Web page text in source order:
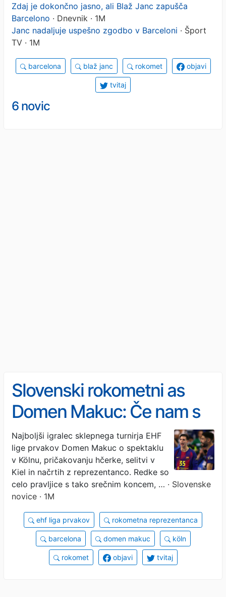
Zdaj je dokončno jasno, ali Blaž Janc zapušča
Barcelono · Dnevnik · 1M
Janc nadaljuje uspešno zgodbo v Barceloni · Šport
TV · 1M
barcelona blaž janc rokomet objavi
tvitaj
6 novic
Slovenski rokometni as
Domen Makuc: Če nam s
Slovenijo uspe le enkrat,
bo dovolj
Najboljši igralec sklepnega turnirja EHF
lige prvakov Domen Makuc o spektaklu
v Kölnu, pričakovanju hčerke, selitvi v
Kiel in načrtih z reprezentanco. Redke so
celo pravljice s tako srečnim koncem, … · Slovenske
novice · 1M
ehf liga prvakov rokometna reprezentanca
barcelona domen makuc köln
rokomet objavi tvitaj